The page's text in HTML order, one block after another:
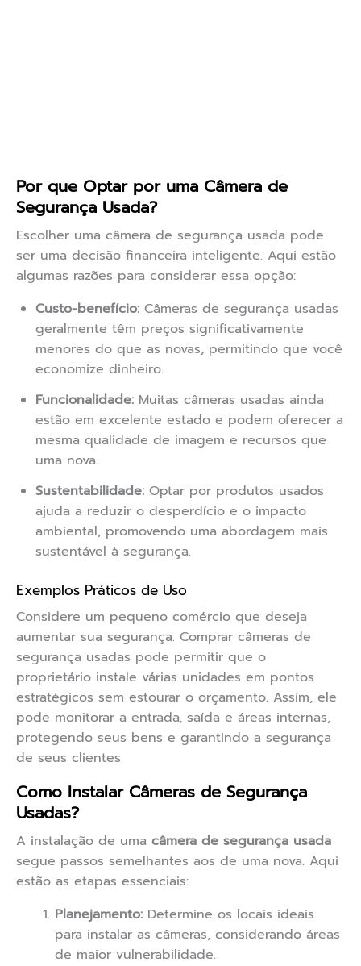
Por que Optar por uma Câmera de
Segurança Usada?
Escolher uma câmera de segurança usada pode
ser uma decisão financeira inteligente. Aqui estão
algumas razões para considerar essa opção:
Custo-benefício: Câmeras de segurança usadas
geralmente têm preços significativamente
menores do que as novas, permitindo que você
economize dinheiro.
Funcionalidade: Muitas câmeras usadas ainda
estão em excelente estado e podem oferecer a
mesma qualidade de imagem e recursos que
uma nova.
Sustentabilidade: Optar por produtos usados
ajuda a reduzir o desperdício e o impacto
ambiental, promovendo uma abordagem mais
sustentável à segurança.
Exemplos Práticos de Uso
Considere um pequeno comércio que deseja
aumentar sua segurança. Comprar câmeras de
segurança usadas pode permitir que o
proprietário instale várias unidades em pontos
estratégicos sem estourar o orçamento. Assim, ele
pode monitorar a entrada, saída e áreas internas,
protegendo seus bens e garantindo a segurança
de seus clientes.
Como Instalar Câmeras de Segurança
Usadas?
A instalação de uma câmera de segurança usada
segue passos semelhantes aos de uma nova. Aqui
estão as etapas essenciais:
Planejamento: Determine os locais ideais
para instalar as câmeras, considerando áreas
de maior vulnerabilidade.